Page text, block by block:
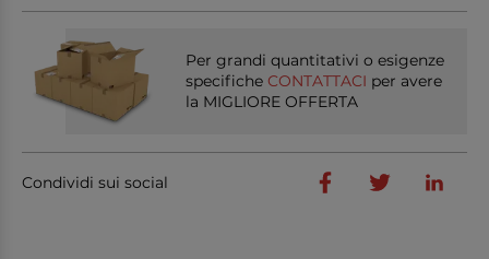
Per grandi quantitativi o esigenze
specifiche CONTATTACI per avere
la MIGLIORE OFFERTA
Condividi sui social